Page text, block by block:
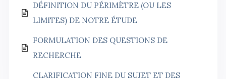
DÉFINITION DU PÉRIMÈTRE (OU LES
LIMITES) DE NOTRE ÉTUDE
FORMULATION DES QUESTIONS DE
RECHERCHE
CLARIFICATION FINE DU SUJET ET DES